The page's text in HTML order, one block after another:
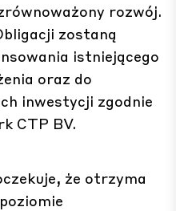
rozwój.
zostaną
istniejącego
oraz do
inwestycji zgodnie
CTP BV.
że otrzyma